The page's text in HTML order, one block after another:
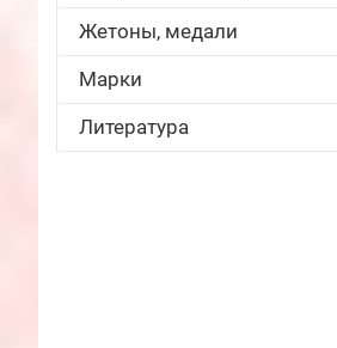
Жетоны, медали
Марки
Литература